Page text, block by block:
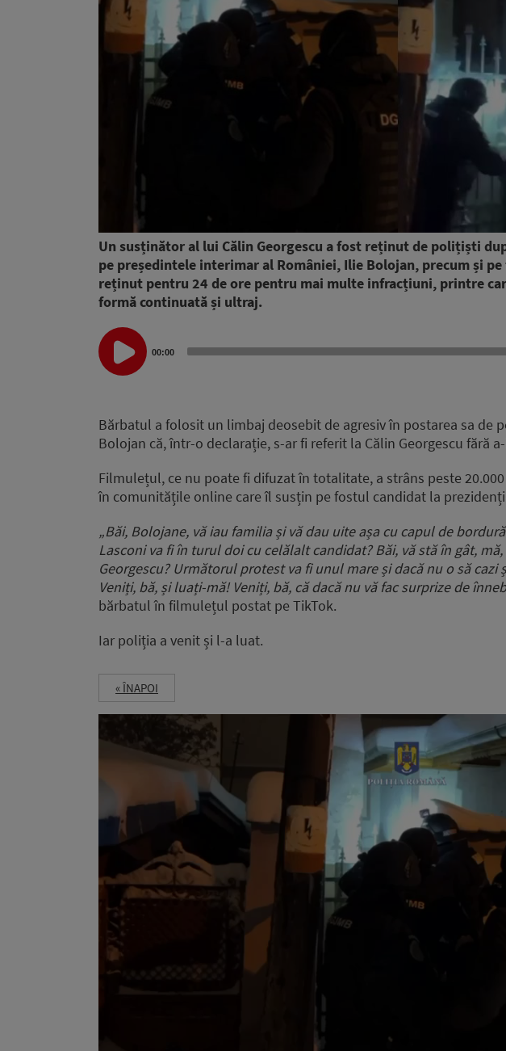
Un susținător al lui Călin Georgescu a fost reținut de polițiști
pe președintele interimar al României, Ilie Bolojan, precum și
reținut pentru 24 de ore pentru mai multe infracțiuni, printre
formă continuată și ultraj.
Audio
Player
00:00
Bărbatul a folosit un limbaj deosebit de agresiv în postarea sa de
Bolojan că, într-o declarație, s-ar fi referit la Călin Georgescu fără
Filmulețul, ce nu poate fi difuzat în totalitate, a strâns peste
în comunitățile online care îl susțin pe fostul candidat la
„Băi, Bolojane, vă iau familia și vă dau uite așa cu capul de
Lasconi va fi în turul doi cu celălalt candidat? Băi, vă stă în gât,
Georgescu? Următorul protest va fi unul mare și dacă nu o să cazi
Veniți, bă, și luați-mă! Veniți, bă, că dacă nu vă fac surprize de
bărbatul în filmulețul postat pe TikTok.
Iar poliția a venit și l-a luat.
« ÎNAPOI